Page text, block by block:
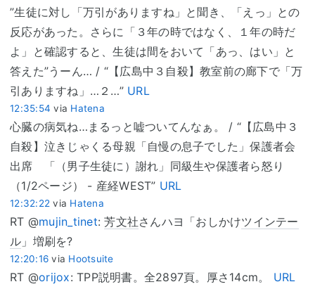
”生徒に対し「万引がありますね」と聞き、「えっ」との
反応があった。さらに「３年の時ではなく、１年の時だ
よ」と確認すると、生徒は間をおいて「あっ、はい」と
答えた”うーん… / “【広島中３自殺】教室前の廊下で「万
引ありますね」…２…” URL
12:35:54 via Hatena
心臓の病気ね…まるっと嘘ついてんなぁ。 / “【広島中３
自殺】泣きじゃくる母親「自慢の息子でした」保護者会
出席 「（男子生徒に）謝れ」同級生や保護者ら怒り
（1/2ページ） - 産経WEST” URL
12:32:22 via Hatena
RT @mujin_tinet:芳文社さんハヨ「おしかけツインテー
ル 」増刷を?
12:20:16 via Hootsuite
RT @orijox: TPP説明書。全2897頁。厚さ14cm。 URL